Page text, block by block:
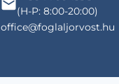
(H-P: 8:00-20:00)
office@foglaljorvost.hu